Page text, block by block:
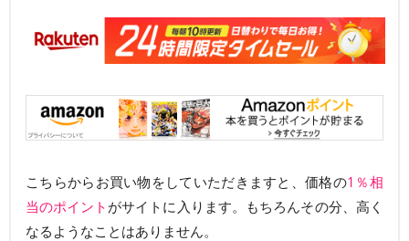
こちらからお買い物をしていただきますと、価格の1％相
当のポイント がサイトに入ります。もちろんその分、高く
なるようなことはありません。